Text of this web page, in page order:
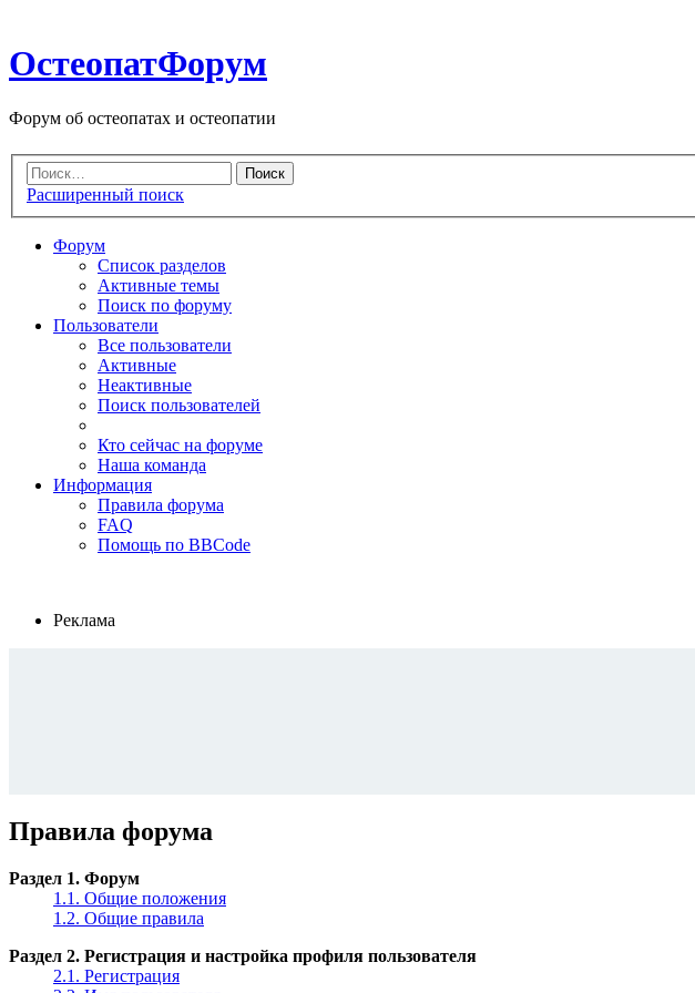
ОстеопатФорум
Форум об остеопатах и остеопатии
Расширенный поиск
Форум
Список разделов
Активные темы
Поиск по форуму
Пользователи
Все пользователи
Активные
Неактивные
Поиск пользователей
Кто сейчас на форуме
Наша команда
Информация
Правила форума
FAQ
Помощь по BBCode
Реклама
Правила форума
Раздел 1. Форум
1.1. Общие положения
1.2. Общие правила
Раздел 2. Регистрация и настройка профиля пользователя
2.1. Регистрация